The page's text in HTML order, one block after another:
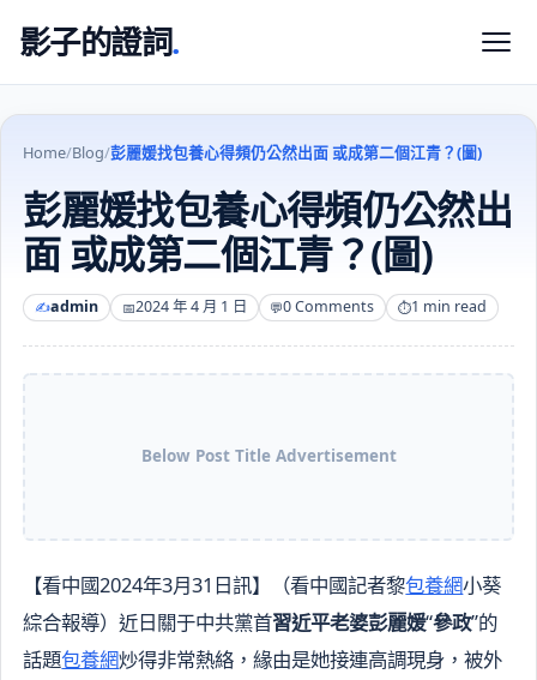
影子的證詞.
Home/Blog/彭麗媛找包養心得頻仍公然出面 或成第二個江青？(圖)
彭麗媛找包養心得頻仍公然出
面 或成第二個江青？(圖)
admin 2024 年 4 月 1 日 0 Comments 1 min read
Below Post Title Advertisement
【看中國2024年3月31日訊】（看中國記者黎包養網小葵
綜合報導）近日關于中共黨首習近平老婆彭麗媛“參政”的
話題包養網炒得非常熱絡，緣由是她接連高調現身，被外